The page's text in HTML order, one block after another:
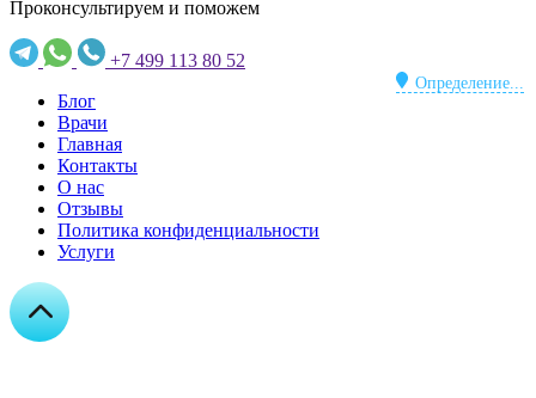
Проконсультируем и поможем
+7 499 113 80 52
Определение...
Блог
Врачи
Главная
Контакты
О нас
Отзывы
Политика конфиденциальности
Услуги